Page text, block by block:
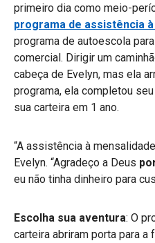
primeiro dia como meio-
programa de assistência
programa de autoescola
comercial. Dirigir um
cabeça de Evelyn, mas ela
programa, ela completou
sua carteira em 1 ano.
“A assistência à
Evelyn. “Agradeço a Deus
eu não tinha dinheiro para
Escolha sua aventura: O
carteira abriram porta para